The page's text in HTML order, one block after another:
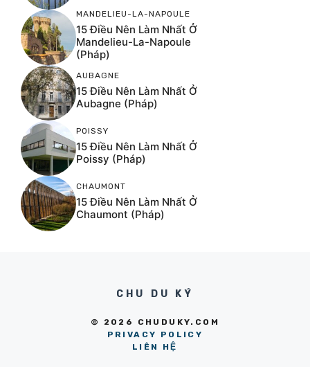
MANDELIEU-LA-NAPOULE
15 Điều Nên Làm Nhất Ở
Mandelieu-La-Napoule
(Pháp)
AUBAGNE
15 Điều Nên Làm Nhất Ở
Aubagne (Pháp)
POISSY
15 Điều Nên Làm Nhất Ở
Poissy (Pháp)
CHAUMONT
15 Điều Nên Làm Nhất Ở
Chaumont (Pháp)
CHU DU KÝ
© 2026 CHUDUKY.COM
PRIVACY POLICY
LIÊN HỆ